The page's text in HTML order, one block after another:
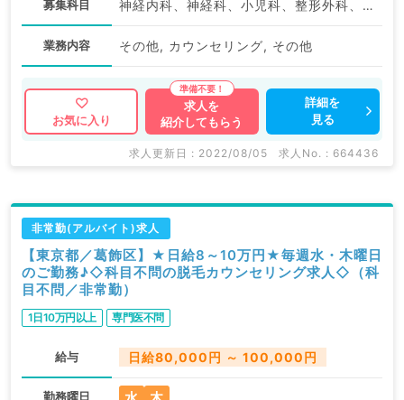
募集科目 神経内科、神経科、小児科、整形外科、形成外科、美容外科、脳神経外科、呼吸器外科、心臓血管外科、小児外科、皮膚科、泌尿器科、産婦人科、産科、婦人科、眼科、耳鼻咽喉科、気管食道科、放射線科、リハビリテーション科、麻酔科、ペインクリニック、人工透析科、緩和ケア科、一般内科、呼吸器内科、消化器内科、内分泌・代謝内科、腎臓内科、老年内科、外科系全般、一般外科、消化器外科、乳腺外科、総合診療科、美容皮膚科、健診・人間ドック、救急科・ＩＣＵ、病理科、膠原病科、スポーツ整形外科、大腸・肛門外科、脊髄・脊椎外科
業務内容 その他, カウンセリング, その他
お気に入り
求人を
紹介してもらう
詳細を
見る
求人更新日 : 2022/08/05 求人No. : 664436
非常勤(アルバイト)求人
【東京都／葛飾区】★日給8～10万円★毎週水・木曜日
のご勤務♪◇科目不問の脱毛カウンセリング求人◇（科
目不問／非常勤）
1日10万円以上 専門医不問
給与 日給80,000円 ～ 100,000円
勤務曜日